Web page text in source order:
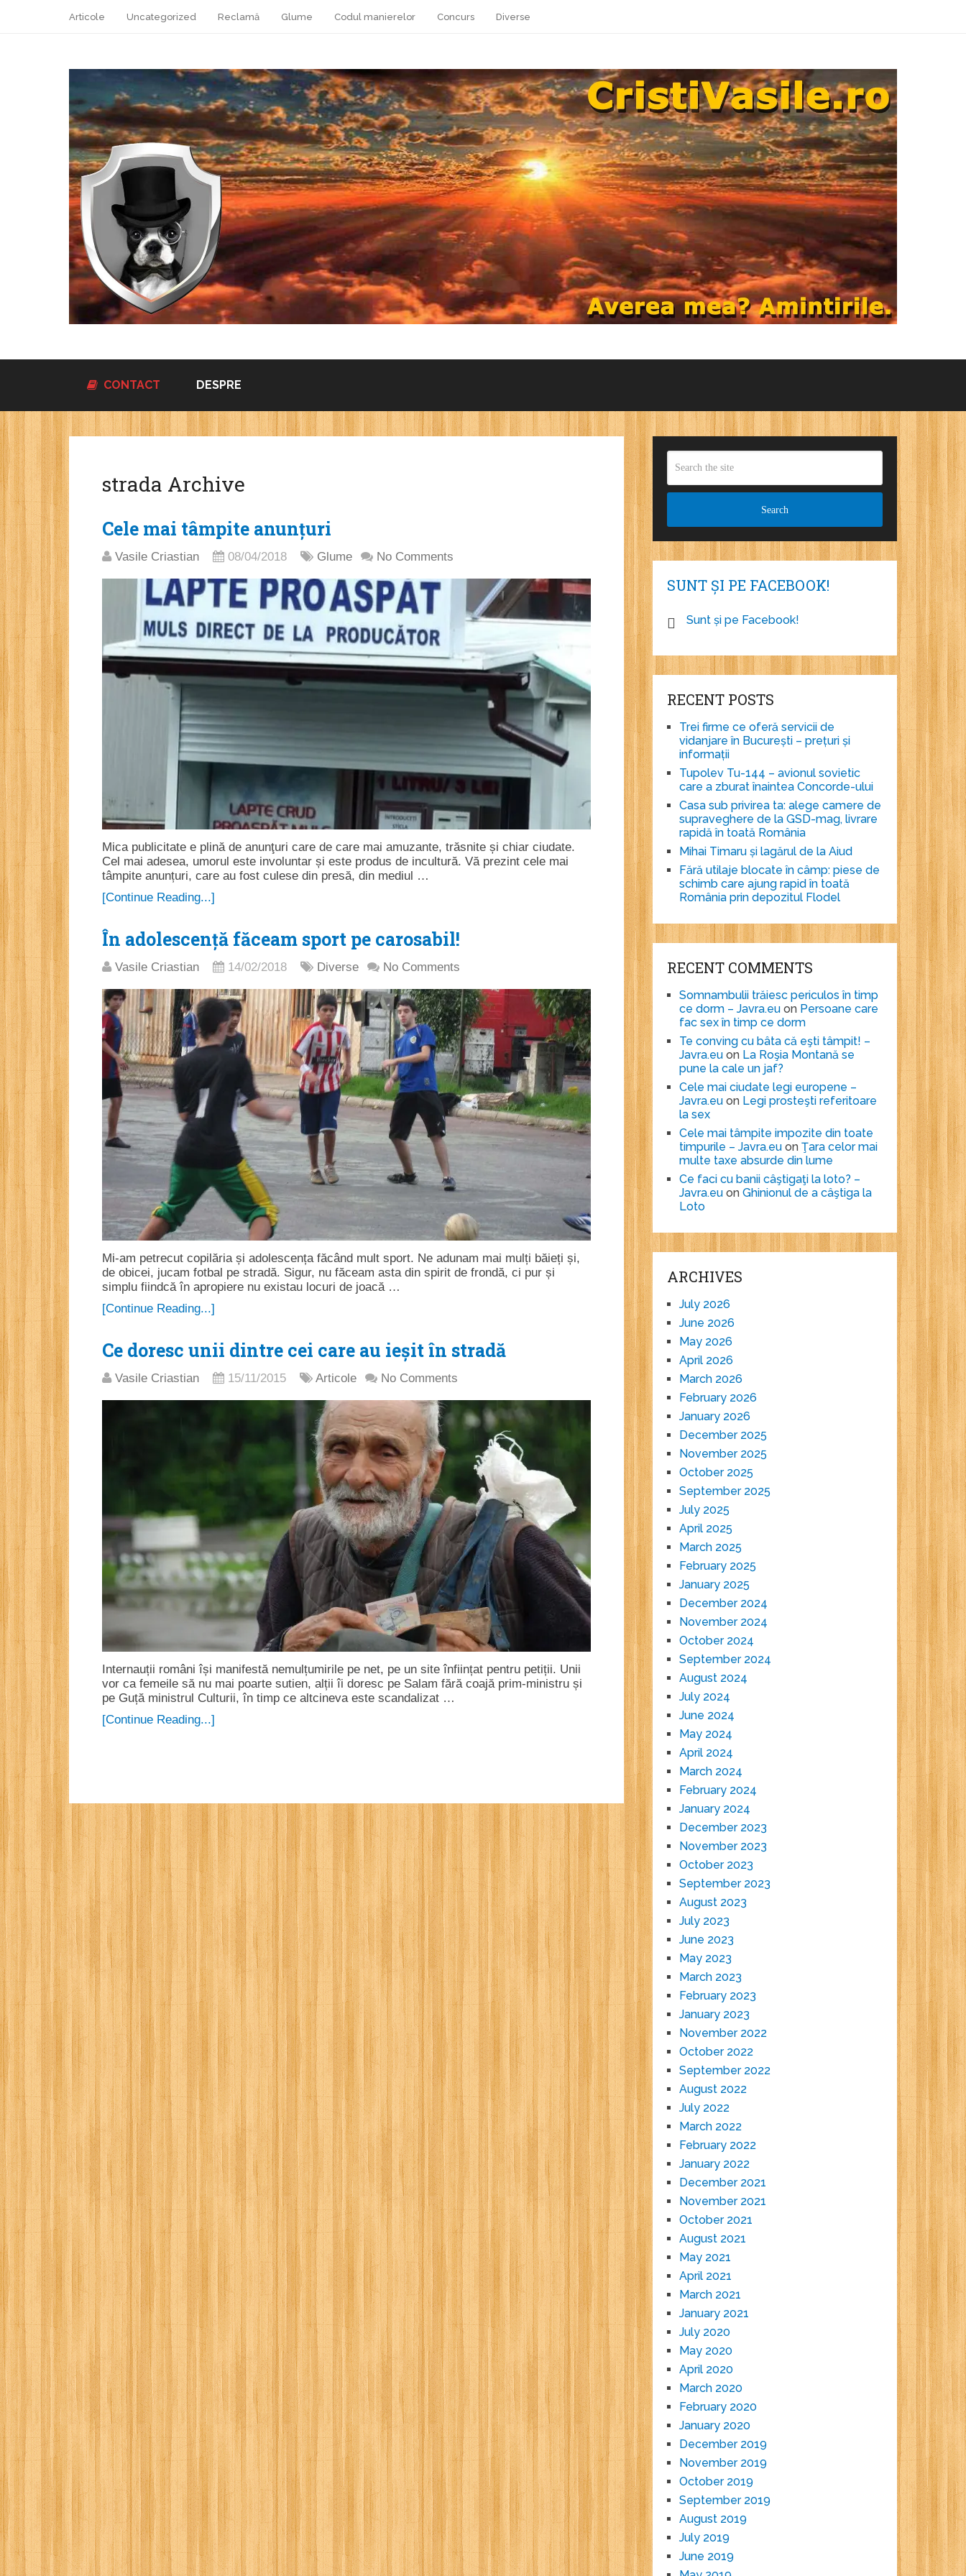
Articole Uncategorized Reclamă Glume Codul manierelor Concurs Diverse
CONTACT DESPRE
strada Archive
Cele mai tâmpite anunțuri
Vasile Criastian 08/04/2018 Glume No Comments
Mica publicitate e plină de anunţuri care de care mai amuzante, trăsnite și chiar ciudate.
Cel mai adesea, umorul este involuntar și este produs de incultură. Vă prezint cele mai
tâmpite anunțuri, care au fost culese din presă, din mediul …
[Continue Reading...]
În adolescență făceam sport pe carosabil!
Vasile Criastian 14/02/2018 Diverse No Comments
Mi-am petrecut copilăria și adolescența făcând mult sport. Ne adunam mai mulți băieți și,
de obicei, jucam fotbal pe stradă. Sigur, nu făceam asta din spirit de frondă, ci pur și
simplu fiindcă în apropiere nu existau locuri de joacă …
[Continue Reading...]
Ce doresc unii dintre cei care au ieșit în stradă
Vasile Criastian 15/11/2015 Articole No Comments
Internauții români își manifestă nemulțumirile pe net, pe un site înființat pentru petiții. Unii
vor ca femeile să nu mai poarte sutien, alții îi doresc pe Salam fără coajă prim-ministru și
pe Guță ministrul Culturii, în timp ce altcineva este scandalizat …
[Continue Reading...]
SUNT ȘI PE FACEBOOK!
Sunt și pe Facebook!
RECENT POSTS
Trei firme ce oferă servicii de
vidanjare în București – prețuri și
informații
Tupolev Tu-144 – avionul sovietic
care a zburat înaintea Concorde-ului
Casa sub privirea ta: alege camere de
supraveghere de la GSD-mag, livrare
rapidă în toată România
Mihai Timaru și lagărul de la Aiud
Fără utilaje blocate în câmp: piese de
schimb care ajung rapid în toată
România prin depozitul Flodel
RECENT COMMENTS
Somnambulii trăiesc periculos în timp
ce dorm – Javra.eu on Persoane care
fac sex în timp ce dorm
Te conving cu bâta că eşti tâmpit! –
Javra.eu on La Roşia Montană se
pune la cale un jaf?
Cele mai ciudate legi europene –
Javra.eu on Legi prosteşti referitoare
la sex
Cele mai tâmpite impozite din toate
timpurile – Javra.eu onŢara celor mai
multe taxe absurde din lume
Ce faci cu banii câştigaţi la loto? –
Javra.eu onGhinionul de a câştiga la
Loto
ARCHIVES
July 2026
June 2026
May 2026
April 2026
March 2026
February 2026
January 2026
December 2025
November 2025
October 2025
September 2025
July 2025
April 2025
March 2025
February 2025
January 2025
December 2024
November 2024
October 2024
September 2024
August 2024
July 2024
June 2024
May 2024
April 2024
March 2024
February 2024
January 2024
December 2023
November 2023
October 2023
September 2023
August 2023
July 2023
June 2023
May 2023
March 2023
February 2023
January 2023
November 2022
October 2022
September 2022
August 2022
July 2022
March 2022
February 2022
January 2022
December 2021
November 2021
October 2021
August 2021
May 2021
April 2021
March 2021
January 2021
July 2020
May 2020
April 2020
March 2020
February 2020
January 2020
December 2019
November 2019
October 2019
September 2019
August 2019
July 2019
June 2019